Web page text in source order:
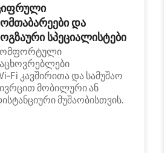
და
სპეციალისტები
კავშირითა და სამუშაო
მობილური ან
მუშაობისთვის.